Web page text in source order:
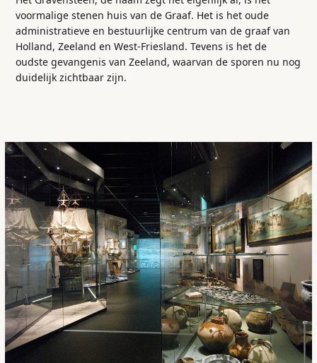
voormalige stenen huis van de Graaf. Het is het oude
administratieve en bestuurlijke centrum van de graaf van
Holland, Zeeland en West-Friesland. Tevens is het de
oudste gevangenis van Zeeland, waarvan de sporen nu nog
duidelijk zichtbaar zijn.